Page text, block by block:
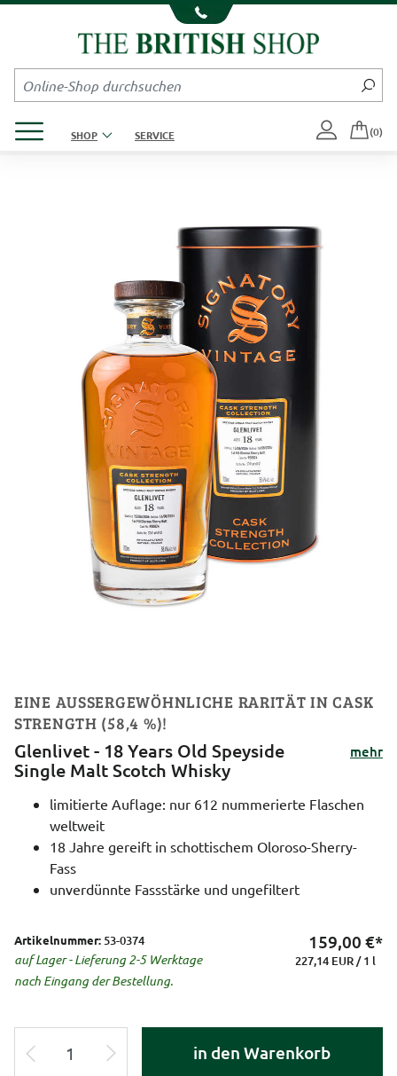
Kompletten Head der Seite überspringen
SHOP SERVICE (0)
EINE AUSSERGEWÖHNLICHE RARITÄT IN CASK S
TRENGTH (58,4 %)!
Glenlivet - 18 Years Old Speyside
Single Malt Scotch Whisky
mehr
limitierte Auflage: nur 612 nummerierte Flaschen
weltweit
18 Jahre gereift in schottischem Oloroso-Sherry-
Fass
unverdünnte Fassstärke und ungefiltert
Artikelnummer: 53-0374
auf Lager - Lieferung 2-5 Werktage
nach Eingang der Bestellung.
159,00 €*
227,14 EUR / 1 l
in den Warenkorb